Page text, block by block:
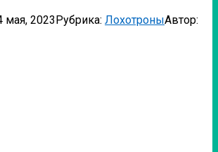
мая, 2023Рубрика: ЛохотроныАвтор: